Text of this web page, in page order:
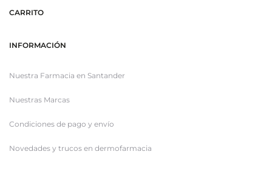
CARRITO
INFORMACIÓN
Nuestra Farmacia en Santander
Nuestras Marcas
Condiciones de pago y envío
Novedades y trucos en dermofarmacia